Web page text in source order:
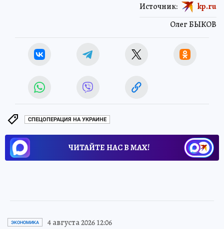
Олег БЫКОВ
Источник: kp.ru
СПЕЦОПЕРАЦИЯ НА УКРАИНЕ
ЧИТАЙТЕ НАС В МАХ!
ЭКОНОМИКА 4 августа 2026 12:06